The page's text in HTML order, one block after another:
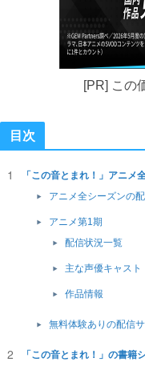
[PR] この
目次
「この音とまれ！」アニメ
アニメ全シーズンの
アニメ第1期
配信状況一覧
主な声優キャスト
作品情報
無料体験ありの配信サ
「この音とまれ！」の書籍